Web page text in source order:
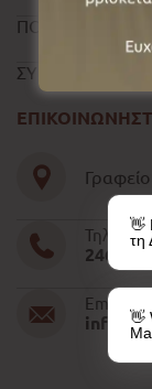
ΠΟΛΙΤΙΚΗ
ΣΥΝΤΕΛΕΣΤΕΣ
Email
👋
τη
👋